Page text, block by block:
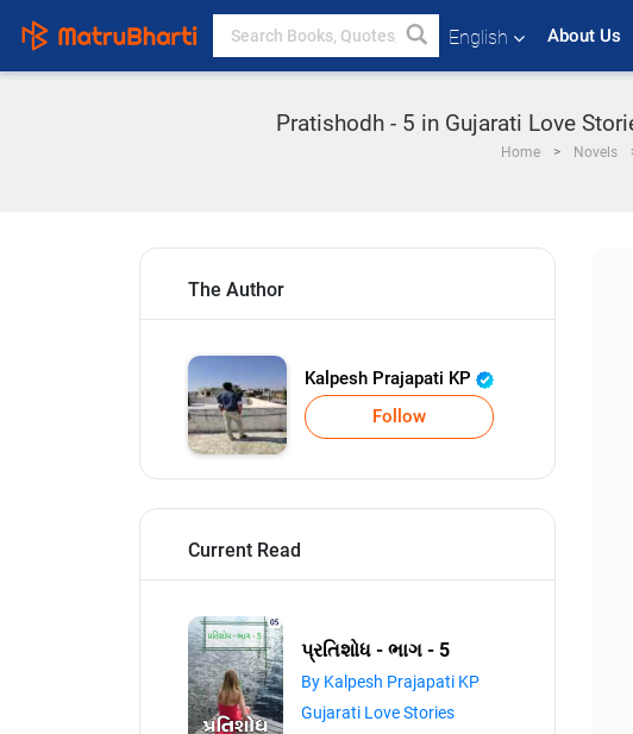
English About Us
Pratishodh - 5 in Gujarati Love
Home Novels
The Author
Kalpesh Prajapati KP
Follow
Current Read
પ્રતિશોધ - ભાગ - 5
By Kalpesh Prajapati KP
Gujarati Love Stories